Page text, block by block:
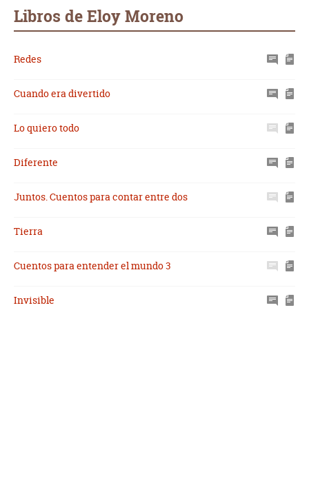
Libros de Eloy Moreno
Redes
Cuando era divertido
Lo quiero todo
Diferente
Juntos. Cuentos para contar entre dos
Tierra
Cuentos para entender el mundo 3
Invisible